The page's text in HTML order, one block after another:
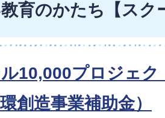
育のかたち【スク
10,000プロジェク
創造事業補助金）